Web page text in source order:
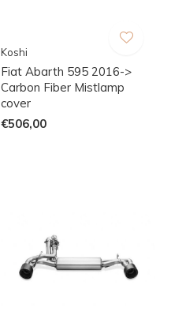
Koshi
Fiat Abarth 595 2016->
Carbon Fiber Mistlamp
cover
€506,00